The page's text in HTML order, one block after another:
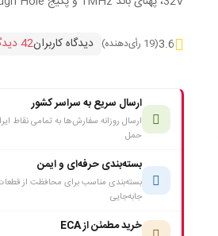
3.6(19 رأی‌دهنده) دیدگاه کاربران42 دیدگاه
ارسال سریع به سراسر کشور
ارسال روزانه سفارش‌ها به تمامی نقاط
حمل
بسته‌بندی حرفه‌ای و ایمن
بسته‌بندی مناسب برای محافظت از
جابه‌جایی
خرید مطمئن از ECA